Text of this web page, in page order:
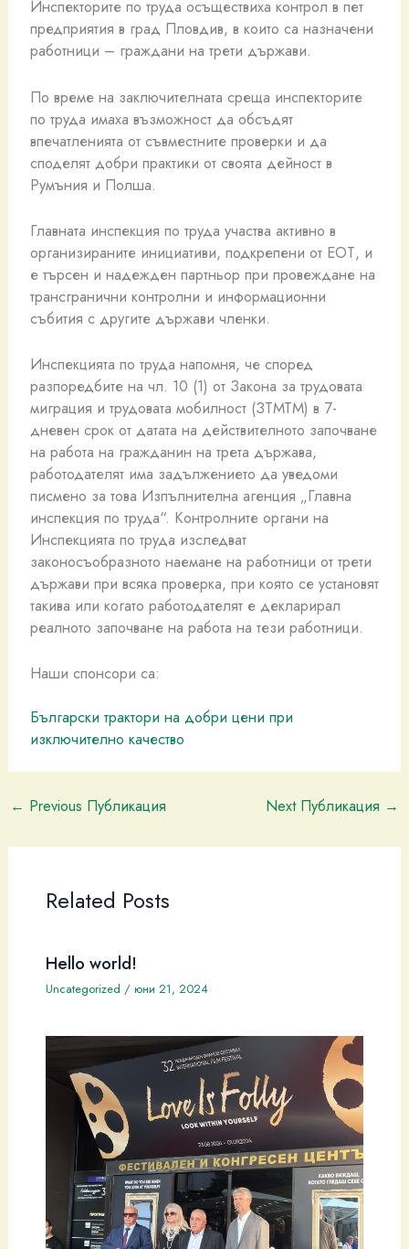
Инспекторите по труда осъществиха контрол в пет
предприятия в град Пловдив, в които са назначени
работници – граждани на трети държави.
По време на заключителната среща инспекторите
по труда имаха възможност да обсъдят
впечатленията от съвместните проверки и да
споделят добри практики от своята дейност в
Румъния и Полша.
Главната инспекция по труда участва активно в
организираните инициативи, подкрепени от ЕОТ, и
е търсен и надежден партньор при провеждане на
трансгранични контролни и информационни
събития с другите държави членки.
Инспекцията по труда напомня, че според
разпоредбите на чл. 10 (1) от Закона за трудовата
миграция и трудовата мобилност (ЗТМТМ) в 7-
дневен срок от датата на действителното започване
на работа на гражданин на трета държава,
работодателят има задължението да уведоми
писмено за това Изпълнителна агенция „Главна
инспекция по труда“. Контролните органи на
Инспекцията по труда изследват
законосъобразното наемане на работници от трети
държави при всяка проверка, при която се установят
такива или когато работодателят е декларирал
реалното започване на работа на тези работници.
Наши спонсори са:
Български трактори на добри цени при
изключително качество
← Previous Публикация Next Публикация →
Related Posts
Hello world!
Uncategorized / юни 21, 2024